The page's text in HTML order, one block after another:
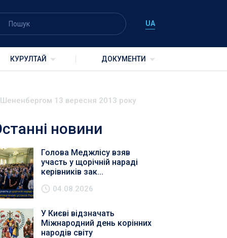
UA
КУРУЛТАЙ ДОКУМЕНТИ
Шененбергом 13 вересня 2013 року
новини
Голова Меджлісу взяв
участь у щорічній нараді
керівників зак...
04.08.2026
У Києві відзначать
Міжнародний день корінних
народів світу